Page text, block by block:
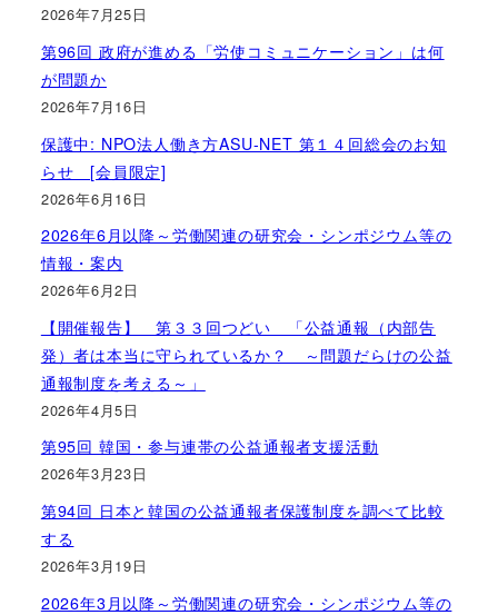
2026年7月25日
第96回 政府が進める「労使コミュニケーション」は何
が問題か
2026年7月16日
保護中: NPO法人働き方ASU-NET 第１４回総会のお知
らせ [会員限定]
2026年6月16日
2026年6月以降～労働関連の研究会・シンポジウム等の
情報・案内
2026年6月2日
【開催報告】 第３３回つどい 「公益通報（内部告
発）者は本当に守られているか？ ～問題だらけの公益
通報制度を考える～」
2026年4月5日
第95回 韓国・参与連帯の公益通報者支援活動
2026年3月23日
第94回 日本と韓国の公益通報者保護制度を調べて比較
する
2026年3月19日
2026年3月以降～労働関連の研究会・シンポジウム等の